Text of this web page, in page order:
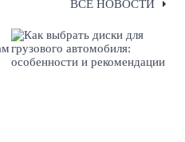
ВСЕ НОВОСТИ